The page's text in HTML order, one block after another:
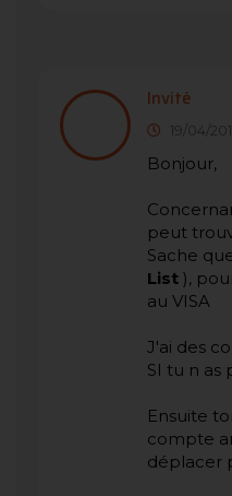
Invité
19/04/
Bonjour,
peut
Sache
List ),
au VISA
J'ai des
SI tu n as
Ensuite
compte
déplacer